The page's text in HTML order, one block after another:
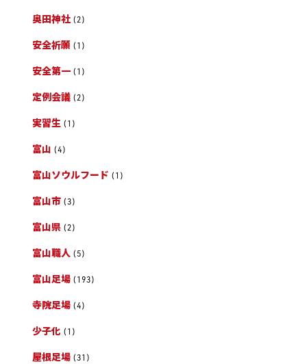
奥田神社 (2)
安全祈願 (1)
安全第一 (1)
定例会議 (2)
実習生 (1)
富山 (4)
富山ソウルフード (1)
富山市 (3)
富山県 (2)
富山職人 (5)
富山足場 (193)
寺院足場 (4)
少子化 (1)
屋根足場 (31)